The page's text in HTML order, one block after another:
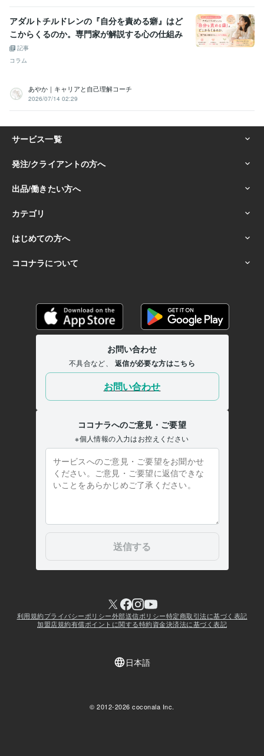
アダルトチルドレンの『自分を責める癖』はど
こからくるのか。専門家が解説する心の仕組み
記事
コラム
あやか｜キャリアと自己理解コーチ
2026/07/14 02:29